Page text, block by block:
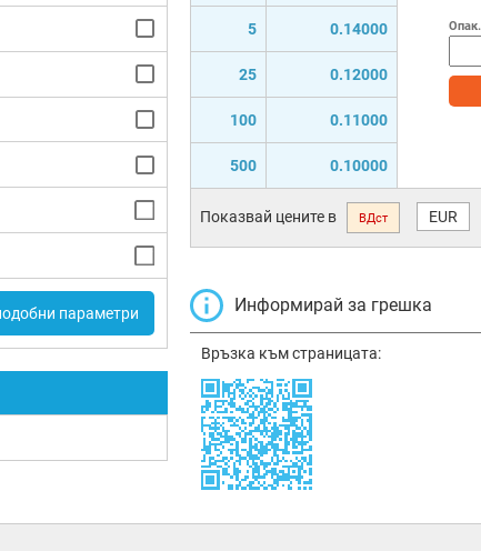
параметри
5 0.14000
25 0.12000
100 0.11000
500 0.10000
Опак.
Показвай цените в ВДст EUR
Информирай за грешка
Връзка към страницата: